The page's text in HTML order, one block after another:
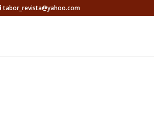
tabor_revista@yahoo.com